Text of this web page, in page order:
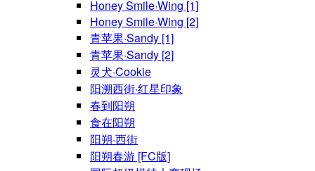
Honey Smile·Wing [1]
Honey Smile·Wing [2]
青苹果·Sandy [1]
青苹果·Sandy [2]
灵犬·Cookie
阳溯西街·红星印象
春到阳朔
食在阳朔
阳朔·西街
阳朔春游 [FC版]